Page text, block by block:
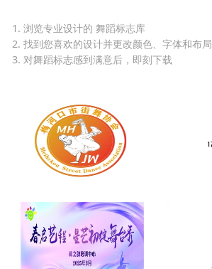
1. 浏览专业设计的 舞蹈标志库
2. 找到您喜欢的设计并更改颜色、字体和布局
3. 对舞蹈标志感到满意后，即刻下载